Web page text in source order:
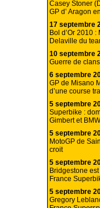
Casey Stoner
GP d’ Aragon
17 septembre
Bol d’Or 2010
Delaville du
10 septembre
Guerre de
6 septembre
GP de Misano
d’une course
5 septembre
Superbike :
Gimbert et
5 septembre
MotoGP de
croit
5 septembre
Bridgestone
France
5 septembre
Gregory